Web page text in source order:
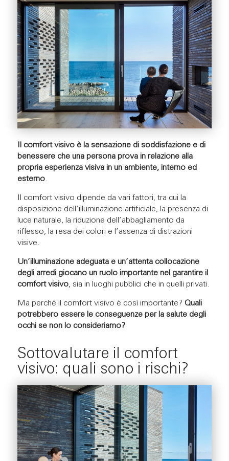
Il comfort visivo è la sensazione di soddisfazione e di
benessere che una persona prova in relazione alla
propria esperienza visiva in un ambiente, interno ed
esterno.
Il comfort visivo dipende da vari fattori, tra cui la
disposizione dell’illuminazione artificiale, la presenza di
luce naturale, la riduzione dell’abbagliamento da
riflesso, la resa dei colori e l’assenza di distrazioni
visive.
Un’illuminazione adeguata e un’attenta collocazione
degli arredi giocano un ruolo importante nel garantire il
comfort visivo, sia in luoghi pubblici che in quelli privati.
Ma perché il comfort visivo è così importante? Quali
potrebbero essere le conseguenze per la salute degli
occhi se non lo consideriamo?
Sottovalutare il comfort
visivo: quali sono i rischi?